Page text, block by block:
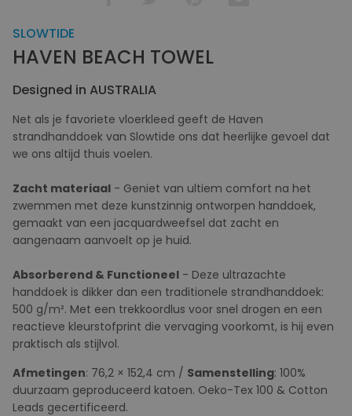
SLOWTIDE
HAVEN BEACH TOWEL
Designed in AUSTRALIA
Net als je favoriete vloerkleed geeft de Haven
strandhanddoek van Slowtide ons dat heerlijke gevoel dat
we ons altijd thuis voelen.
Zacht materiaal - Geniet van ultiem comfort na het
zwemmen met deze kunstzinnig ontworpen handdoek,
gemaakt van een jacquardweefsel dat zacht en
aangenaam aanvoelt op je huid.
Absorberend & Functioneel - Deze ultrazachte
handdoek is dikker dan een traditionele strandhanddoek:
500 g/m². Met een trekkoordlus voor snel drogen en een
reactieve kleurstofprint die vervaging voorkomt, is hij even
praktisch als stijlvol.
Afmetingen: 76,2 × 152,4 cm / Samenstelling: 100%
duurzaam geproduceerd katoen. Oeko-Tex 100 & Cotton
Leads gecertificeerd.